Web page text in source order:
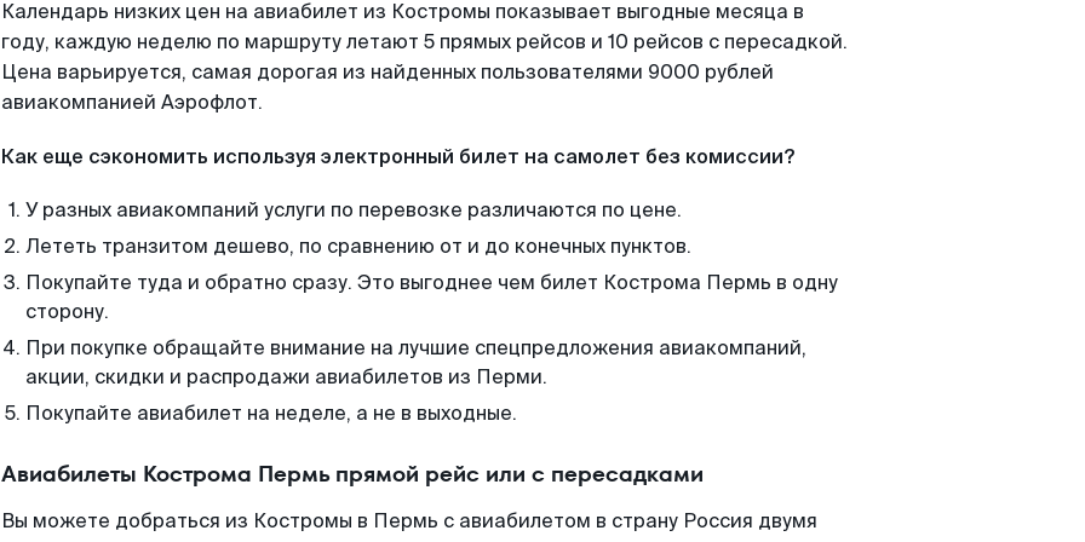
Календарь низких цен на авиабилет из Костромы показывает выгодные месяца в
году, каждую неделю по маршруту летают 5 прямых рейсов и 10 рейсов с пересадкой.
Цена варьируется, самая дорогая из найденных пользователями 9000 рублей
авиакомпанией Аэрофлот.
Как еще сэкономить используя электронный билет на самолет без комиссии?
У разных авиакомпаний услуги по перевозке различаются по цене.
Лететь транзитом дешево, по сравнению от и до конечных пунктов.
Покупайте туда и обратно сразу. Это выгоднее чем билет Кострома Пермь в одну
сторону.
При покупке обращайте внимание на лучшие спецпредложения авиакомпаний,
акции, скидки и распродажи авиабилетов из Перми.
Покупайте авиабилет на неделе, а не в выходные.
Авиабилеты Кострома Пермь прямой рейс или с пересадками
Вы можете добраться из Костромы в Пермь с авиабилетом в страну Россия двумя